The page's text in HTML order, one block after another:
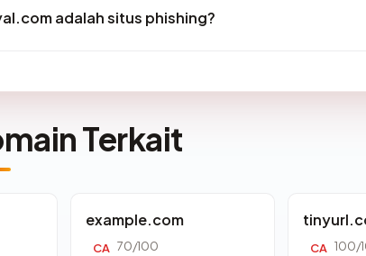
adalah situs phishing?
Terkait
example.com
CA 70/100 CA 100/